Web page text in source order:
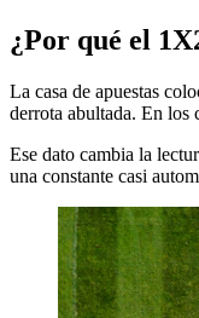
¿Por qué el
La casa de apuestas
derrota abultada. En los
Ese dato cambia la
una constante casi